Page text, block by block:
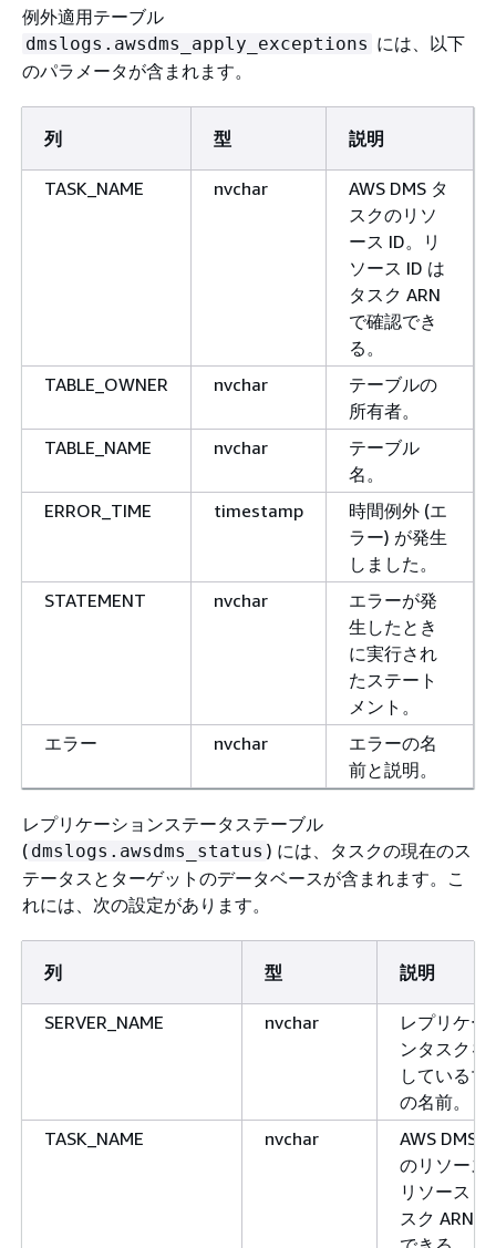
例外適用テーブル
dmslogs.awsdms_apply_exceptions には、以下
のパラメータが含まれます。
列 型 説明
TASK_NAME nvchar
AWS DMS タ
スクのリソ
ース ID。リ
ソース ID は
タスク ARN
で確認でき
る。
TABLE_OWNER
nvchar
テーブルの
所有者。
TABLE_NAME
nvchar
テーブル
名。
ERROR_TIME
timestamp
時間例外 (エ
ラー) が発生
しました。
STATEMENT
nvchar
エラーが発
生したとき
に実行され
たステート
メント。
エラー
nvchar
エラーの名
前と説明。
レプリケーションステータステーブル
( dmslogs.awsdms_status ) には、タスクの現在のス
テータスとターゲットのデータベースが含まれます。こ
れには、次の設定があります。
列 型 説明
SERVER_NAME nvchar
レプリケー
ンタスクを
しているマ
の名前。
TASK_NAME
nvchar
AWS DMS
のリソース
リソース
スク ARN